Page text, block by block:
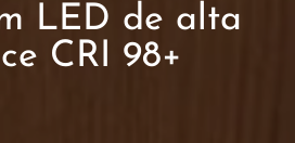
LED de alta
CRI 98+